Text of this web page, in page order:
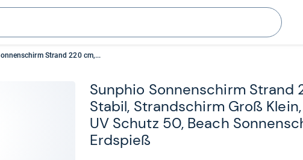
Suchen
Strand 220 cm,...
Sun­phio Son­nen­schirm Strand
Sta­bil, Strand­schirm Groß
UV Schutz 50, Beach
Erd­spieß